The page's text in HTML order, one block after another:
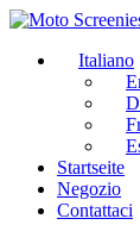
Italiano
Startseite
Negozio
Contattaci